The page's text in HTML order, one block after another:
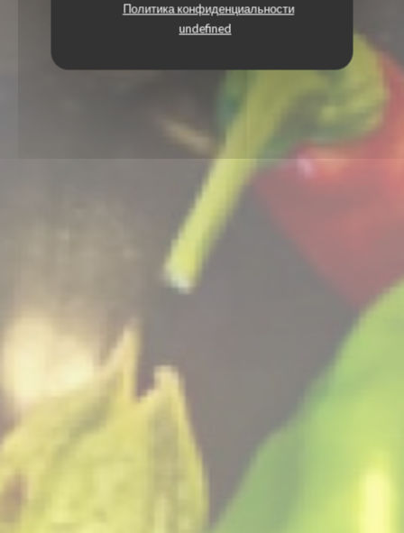
Политика конфиденциальности
undefined